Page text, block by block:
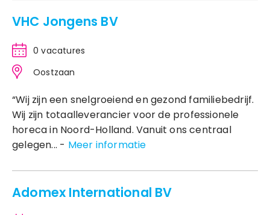
VHC Jongens BV
0 vacatures
Oostzaan
“Wij zijn een snelgroeiend en gezond familiebedrijf.
Wij zijn totaalleverancier voor de professionele
horeca in Noord-Holland. Vanuit ons centraal
gelegen... - Meer informatie
Adomex International BV